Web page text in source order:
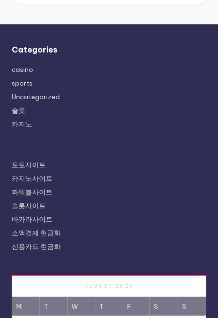
Categories
casino
sports
Uncategorized
슬롯
카지노
토토사이트
카지노사이트
파워볼사이트
슬롯사이트
바카라사이트
소액결제 현금화
신용카드 현금화
AUGUST 2026
M T W T F S S